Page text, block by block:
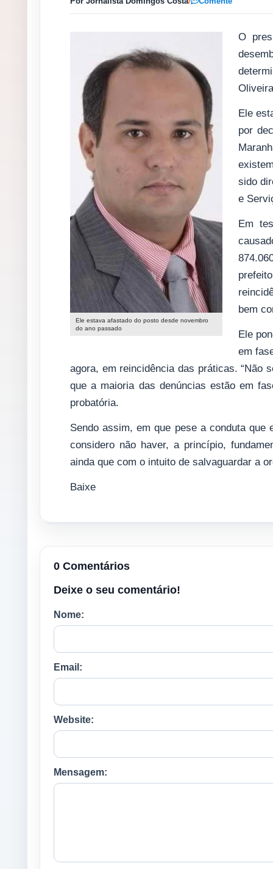
Ele estava afastado do posto desde novembro
do ano passado
O
Ele
por
sido
e
Em
bem
Ele
em
agora, em reincidência das práticas. “Não
que a maioria das denúncias estão em
probatória.
Sendo assim, em que pese a conduta que
considero não haver, a princípio,
ainda que com o intuito de salvaguardar a
Baixe
0 Comentários
Deixe o seu comentário!
Nome:
Email:
Website:
Mensagem: